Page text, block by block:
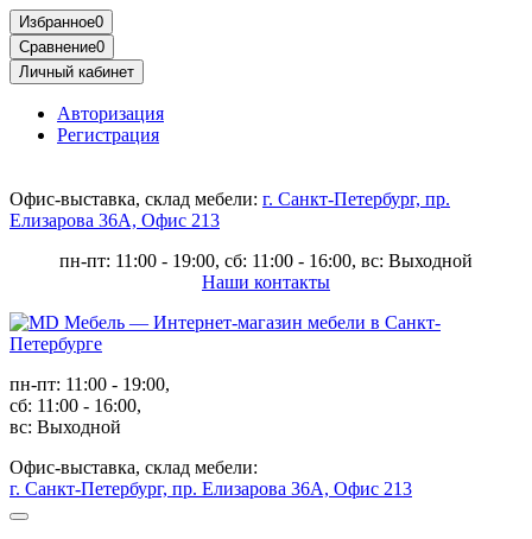
Избранное0
Сравнение0
Личный кабинет
Авторизация
Регистрация
Офис-выставка, склад мебели: г. Санкт-Петербург, пр.
Елизарова 36А, Офис 213
пн-пт: 11:00 - 19:00, сб: 11:00 - 16:00, вс: Выходной
Наши контакты
пн-пт: 11:00 - 19:00,
сб: 11:00 - 16:00,
вс: Выходной
Офис-выставка, склад мебели:
г. Санкт-Петербург, пр. Елизарова 36А, Офис 213